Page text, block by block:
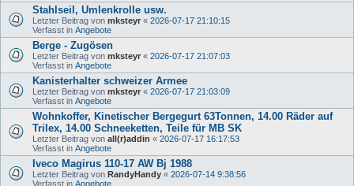
Stahlseil, Umlenkrolle usw.
Letzter Beitrag von mksteyr « 2026-07-17 21:10:15
Verfasst in Angebote
Berge - Zugösen
Letzter Beitrag von mksteyr « 2026-07-17 21:07:03
Verfasst in Angebote
Kanisterhalter schweizer Armee
Letzter Beitrag von mksteyr « 2026-07-17 21:03:09
Verfasst in Angebote
Wohnkoffer, Kinetischer Bergegurt 63Tonnen, 14.00 Räder auf
Trilex, 14.00 Schneeketten, Teile für MB SK
Letzter Beitrag von all(r)addin « 2026-07-17 16:17:53
Verfasst in Angebote
Iveco Magirus 110-17 AW Bj 1988
Letzter Beitrag von RandyHandy « 2026-07-14 9:38:56
Verfasst in Angebote